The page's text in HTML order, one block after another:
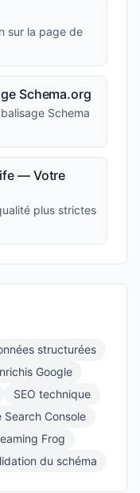
sur la page de
Schema.org
Schema
— Votre
plus strictes
structurées
Google
SEO technique
Search Console
Frog
du schéma